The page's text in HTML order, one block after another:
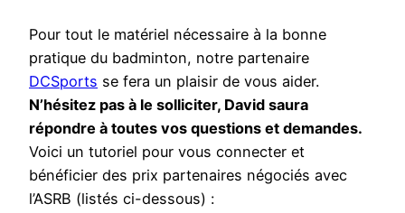
Pour tout le matériel nécessaire à la bonne
pratique du badminton, notre partenaire
DCSports se fera un plaisir de vous aider.
N’hésitez pas à le solliciter, David saura
répondre à toutes vos questions et demandes.
Voici un tutoriel pour vous connecter et
bénéficier des prix partenaires négociés avec
l’ASRB (listés ci-dessous) :